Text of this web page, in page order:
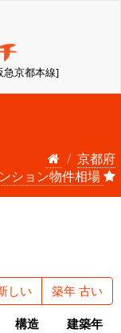
急京都本線]
京都府
ション物件相場
しい 築年 古い
構造
建築年